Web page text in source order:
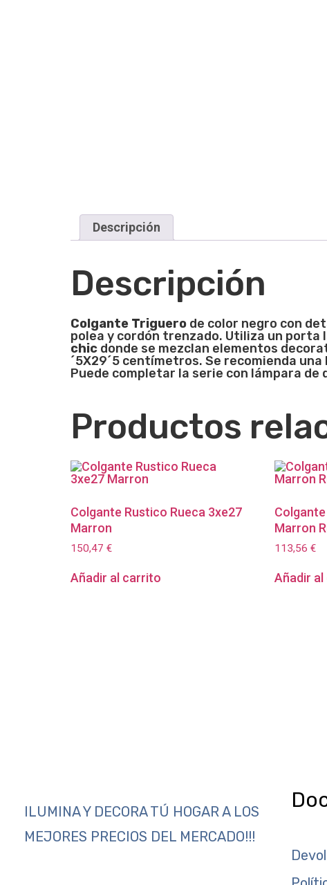
Descripción
Descripción
Colgante Triguero de color negro con
polea y cordón trenzado. Utiliza un porta
chic donde se mezclan elementos
´5X29´5 centímetros. Se recomienda una
Puede completar la serie con lámpara
Productos
Colgante Rustico Rueca 3xe27
Marron
150,47 €
Añadir al carrito
Marron
113,56 €
Añadir
ILUMINA Y DECORA TÚ HOGAR A LOS
MEJORES PRECIOS DEL MERCADO!!!